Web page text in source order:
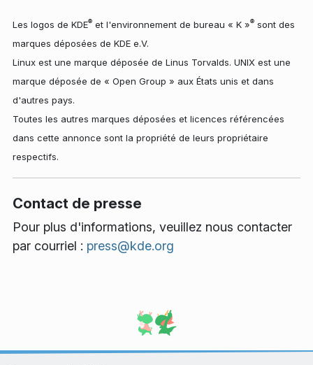
Les logos de KDE® et l'environnement de bureau « K »® sont des
marques déposées de KDE e.V.
Linux est une marque déposée de Linus Torvalds. UNIX est une
marque déposée de « Open Group » aux États unis et dans
d'autres pays.
Toutes les autres marques déposées et licences référencées
dans cette annonce sont la propriété de leurs propriétaire
respectifs.
Contact de presse
Pour plus d'informations, veuillez nous contacter
par courriel : press@kde.org